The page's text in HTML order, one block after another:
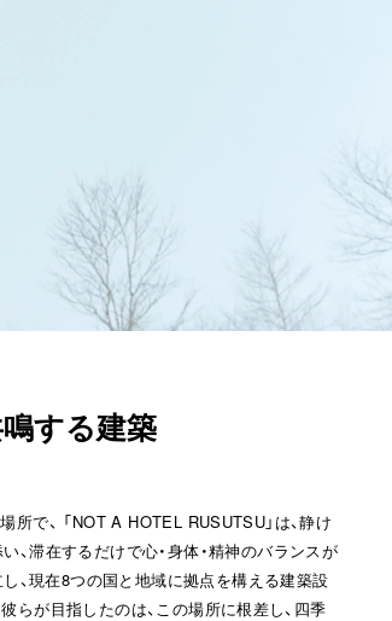
する建築
で、 「NOT A HOTEL RUSUTSU」は、静け
滞在するだけで心・身体・精神のバランスが
、現在8つの国と地域に拠点を構える建築設
らが目指したのは、この場所に根差し、四季